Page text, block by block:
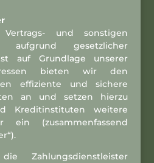
und sonstigen
aufgrund gesetzlicher
auf Grundlage unserer
bieten wir den
effiziente und sichere
an und setzen hierzu
Kreditinstituten weitere
ein (zusammenfassend
Zahlungsdienstleister